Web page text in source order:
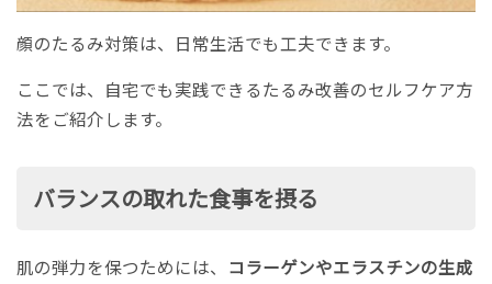
顔のたるみ対策は、日常生活でも工夫できます。
ここでは、自宅でも実践できるたるみ改善のセルフケア方
法をご紹介します。
バランスの取れた食事を摂る
肌の弾力を保つためには、 コラーゲンやエラスチンの生成